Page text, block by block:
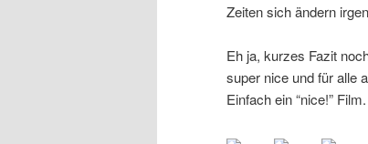
Zeiten sich ändern
Eh ja, kurzes Fazit
super nice und für alle
Einfach ein “nice!” Film.